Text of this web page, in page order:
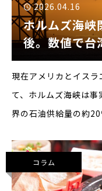
2026.04.16
ホルムズ海峡
後。数値で台
を見る
現在アメリカとイス
て、ホルムズ海峡は
界の石油供給量の約
ちろん台湾も例外で
していま
コラム